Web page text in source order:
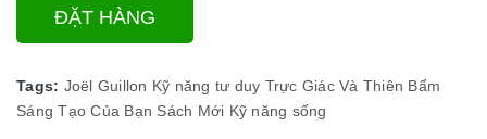
ĐẶT HÀNG
Tags: Joël Guillon Kỹ năng tư duy Trực Giác Và Thiên Bẩm
Sáng Tạo Của Bạn Sách Mới Kỹ năng sống